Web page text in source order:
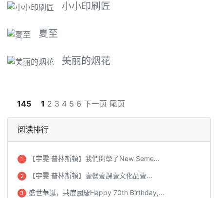
小小印刷匠
夏至
美丽的烟花
145 1 2 3 4 5 6 下一页 尾页
阅读排行
1 【宇雯·普林斯頓】我們開學了New Seme...
2 【宇雯·普林斯頓】壹餐壹課壹文化品壹...
3 盛世華誕，共度國慶Happy 70th Birthday,...